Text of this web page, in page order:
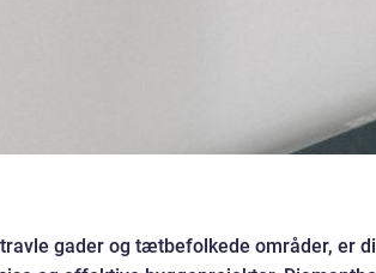
gader og tætbefolkede områder, er